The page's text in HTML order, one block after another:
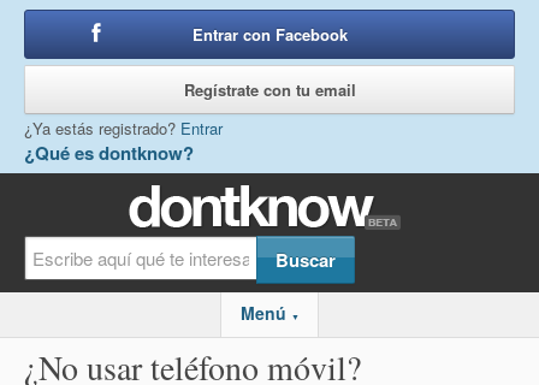
¿Qué es dontknow?
Entrar con Facebook
Regístrate con tu email
¿Ya estás registrado? Entrar
Menú ▼
¿No usar teléfono móvil?